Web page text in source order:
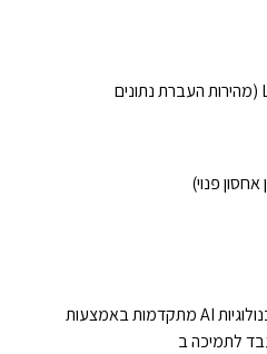
12GB RAM מסוג LPDDR5X (מהירות העברת נתונים
לראשונה שיאומי מטמיעה טכנולוגיות AI מתקדמות באמצעות